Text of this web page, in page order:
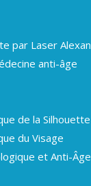
par Laser
anti-âge
de la Silhouette
du Visage
et Anti-Âge